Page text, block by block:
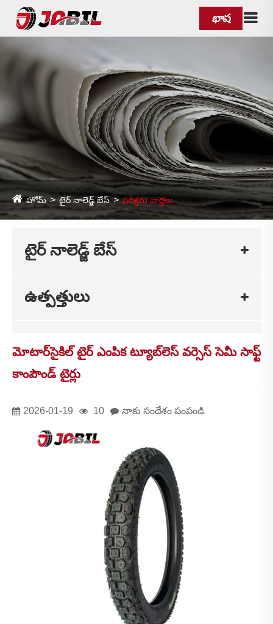
భాష
హోమ్ టైర్ నాలెడ్జ్ బేస్ పరిశ్రమ వార్తలు
టైర్ నాలెడ్జ్ బేస్
ఉత్పత్తులు
మోటార్‌సైకిల్ టైర్ ఎంపిక ట్యూబ్‌లెస్ వర్సెస్ సెమీ సాఫ్ట్
కాంపౌండ్ టైర్లు
2026-01-19 10 నాకు సందేశం పంపండి